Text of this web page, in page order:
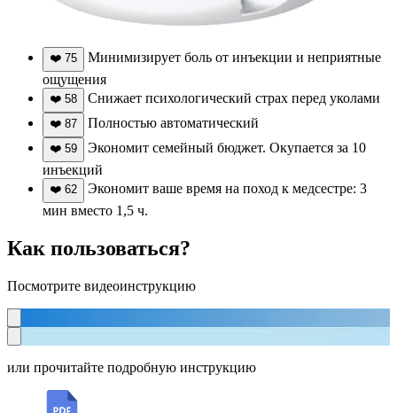
❤️ 75
Минимизирует боль от инъекции и неприятные
ощущения
❤️ 58 Снижает психологический страх перед уколами
❤️ 87 Полностью автоматический
❤️ 59
Экономит семейный бюджет. Окупается за 10
инъекций
❤️ 62
Экономит ваше время на поход к медсестре: 3
мин вместо 1,5 ч.
Как пользоваться?
Посмотрите видеоинструкцию
или прочитайте подробную инструкцию